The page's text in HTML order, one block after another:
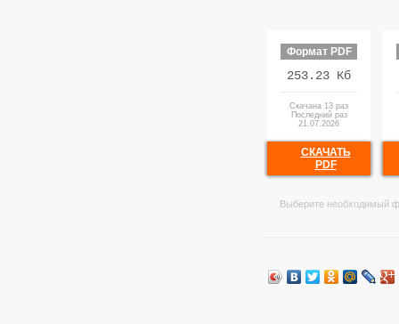
Формат PDF
253.23 Кб
Скачана 13 раз
Последний раз
21.07.2026
СКАЧАТЬ
PDF
Выберите необходимый